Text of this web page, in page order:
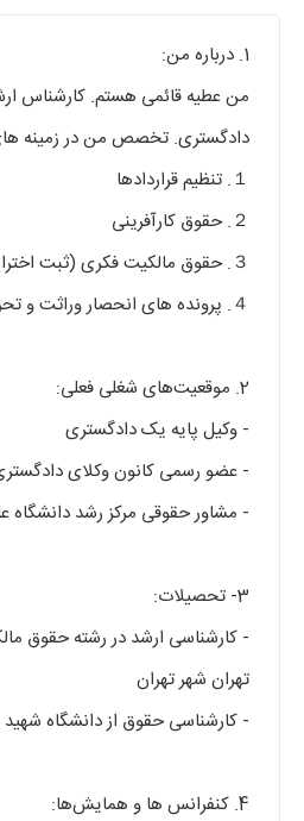
1. درباره من:
من عطیه قائمی هستم‌. کارشناس
دادگستری. تخصص من در زمینه
１. تنظیم قراردادها
２. حقوق کارآفرینی
３. حقوق مالکیت فکری (ثبت اختراع، علامت تجاری و لوگو)
４. پرونده های انحصار وراثت و تحریر ترکه
2. موقعیت‌های شغلی فعلی:
- وکیل پایه یک دادگستری
- عضو رسمی کانون وکلای
- مشاور حقوقی مرکز رشد دانشگاه
3- تحصیلات:
- کارشناسی ارشد در رشته حقوق
تهران شهر تهران
- کارشناسی حقوق از دانشگاه
4. کنفرانس ها و همایش‌ها: